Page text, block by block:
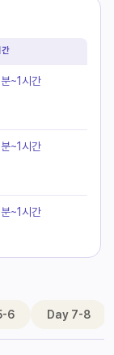
간
~1시간
~1시간
~1시간
6 Day 7-8